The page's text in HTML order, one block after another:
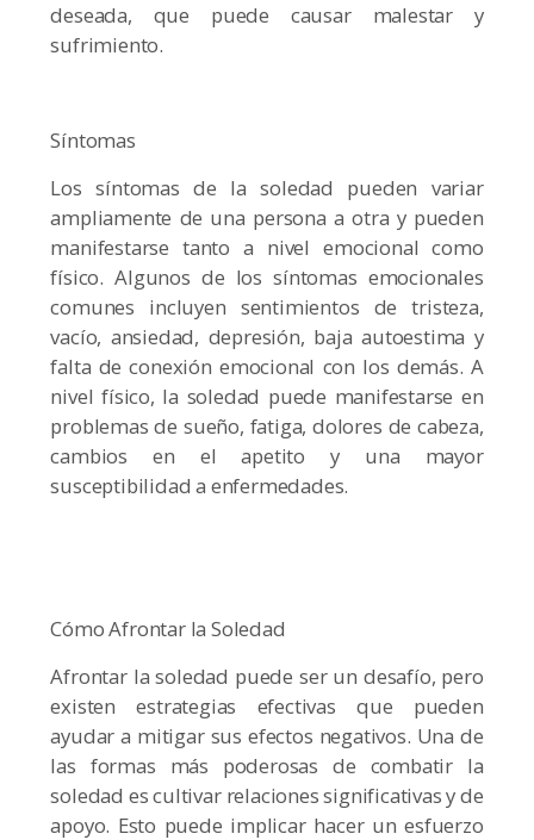
deseada, que puede causar malestar y
sufrimiento.
Síntomas
Los síntomas de la soledad pueden variar
ampliamente de una persona a otra y pueden
manifestarse tanto a nivel emocional como
físico. Algunos de los síntomas emocionales
comunes incluyen sentimientos de tristeza,
vacío, ansiedad, depresión, baja autoestima y
falta de conexión emocional con los demás. A
nivel físico, la soledad puede manifestarse en
problemas de sueño, fatiga, dolores de cabeza,
cambios en el apetito y una mayor
susceptibilidad a enfermedades.
Cómo Afrontar la Soledad
Afrontar la soledad puede ser un desafío, pero
existen estrategias efectivas que pueden
ayudar a mitigar sus efectos negativos. Una de
las formas más poderosas de combatir la
soledad es cultivar relaciones significativas y de
apoyo. Esto puede implicar hacer un esfuerzo